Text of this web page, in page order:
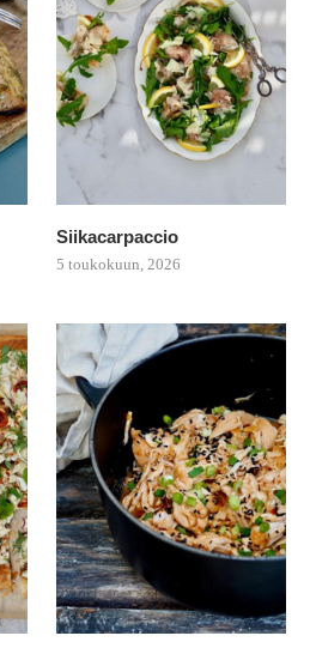
Siikacarpaccio
5 toukokuun, 2026